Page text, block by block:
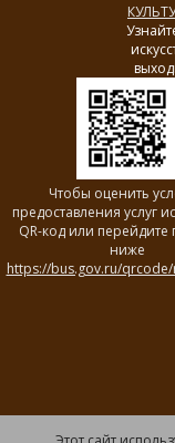
Чтобы оценить
предоставления услуг
QR-код или перейдите
ниже
https://bus.gov.ru/